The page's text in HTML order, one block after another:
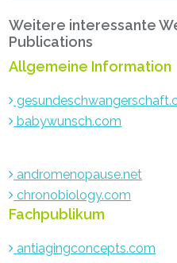
Weitere interessante
Publications
Allgemeine Information
babywunsch.com
andromenopause.net
chronobiology.com
Fachpublikum
antiagingconcepts.com